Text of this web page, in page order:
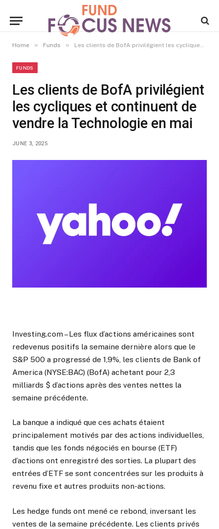
Home » Funds » Les clients de BofA privilégient les cycliques et continuent de vendre la Technologie en mai
FUNDS
Les clients de BofA privilégient
les cycliques et continuent de
vendre la Technologie en mai
JUNE 3, 2025
Investing.com – Les flux d’actions américaines sont
redevenus positifs la semaine dernière alors que le
S&P 500 a progressé de 1,9%, les clients de Bank of
America (NYSE:BAC) (BofA) achetant pour 2,3
milliards $ d’actions après des ventes nettes la
semaine précédente.
La banque a indiqué que ces achats étaient
principalement motivés par des actions individuelles,
tandis que les fonds négociés en bourse (ETF)
d’actions ont enregistré des sorties. La plupart des
entrées d’ETF se sont concentrées sur les produits à
revenu fixe et autres produits non-actions.
Les hedge funds ont mené ce rebond, inversant les
ventes de la semaine précédente. Les clients privés